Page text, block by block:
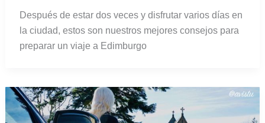
Después de estar dos veces y disfrutar varios días en
la ciudad, estos son nuestros mejores consejos para
preparar un viaje a Edimburgo